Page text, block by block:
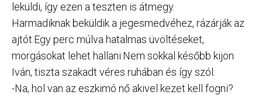
leküldi, így ezen a teszten is átmegy.
Harmadiknak beküldik a jegesmedvéhez, rázárják az
ajtót.Egy perc múlva hatalmas üvöltéseket,
morgásokat lehet hallani.Nem sokkal később kijön
Iván, tiszta szakadt véres ruhában és így szól:
-Na, hol van az eszkimó nő akivel kezet kell fogni?